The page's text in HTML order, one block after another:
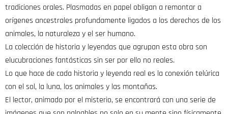
tradiciones orales. Plasmadas en papel obligan a remontar a
orígenes ancestrales profundamente ligados a los derechos de los
animales, la naturaleza y el ser humano.
La colección de historia y leyendas que agrupan esta obra son
elucubraciones fantásticas sin ser por ello no reales.
Lo que hace de cada historia y leyenda real es la conexión telúrica
con el sol, la luna, los animales y las montañas.
El lector, animado por el misterio, se encontrará con una serie de